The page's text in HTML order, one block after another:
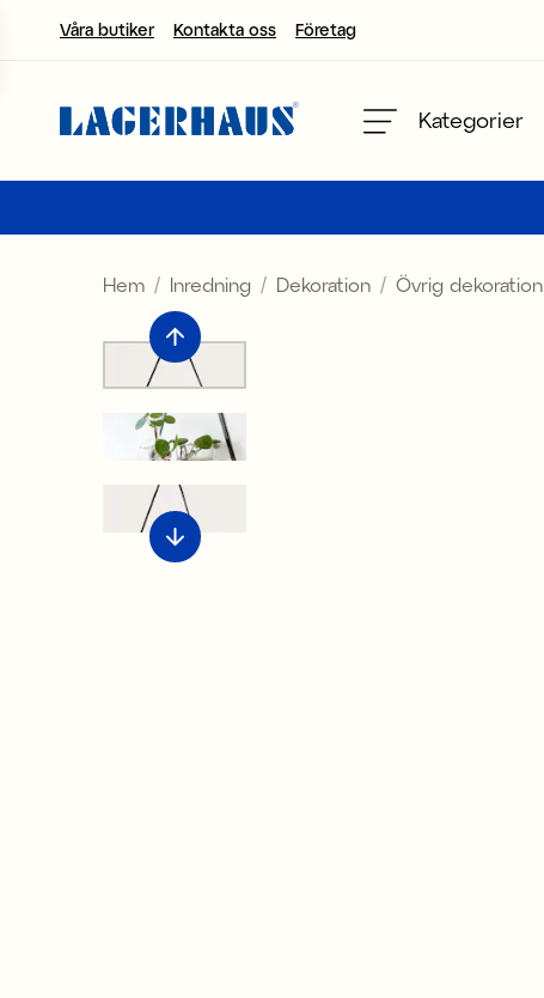
Våra butiker Kontakta oss Företag
Kategorier
Välj språk / valuta
FI / EUR
NO / NKR
SE / SEK
Hem Inredning Dekoration Övrig dekoration